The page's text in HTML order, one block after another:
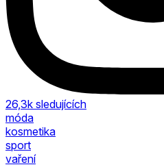
26,3k sledujících
móda
kosmetika
sport
vaření